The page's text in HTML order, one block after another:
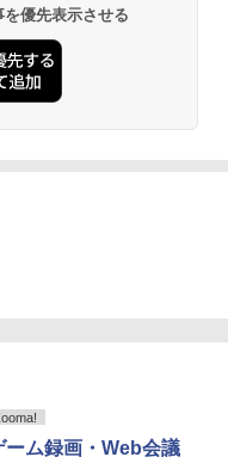
優先表示させる
ーム録画・Web会議